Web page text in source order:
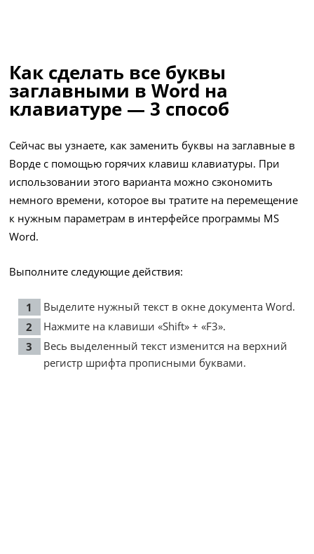
Как сделать все буквы
заглавными в Word на
клавиатуре — 3 способ
Сейчас вы узнаете, как заменить буквы на заглавные в
Ворде с помощью горячих клавиш клавиатуры. При
использовании этого варианта можно сэкономить
немного времени, которое вы тратите на перемещение
к нужным параметрам в интерфейсе программы MS
Word.
Выполните следующие действия:
Выделите нужный текст в окне документа Word.
Нажмите на клавиши «Shift» + «F3».
Весь выделенный текст изменится на верхний
регистр шрифта прописными буквами.